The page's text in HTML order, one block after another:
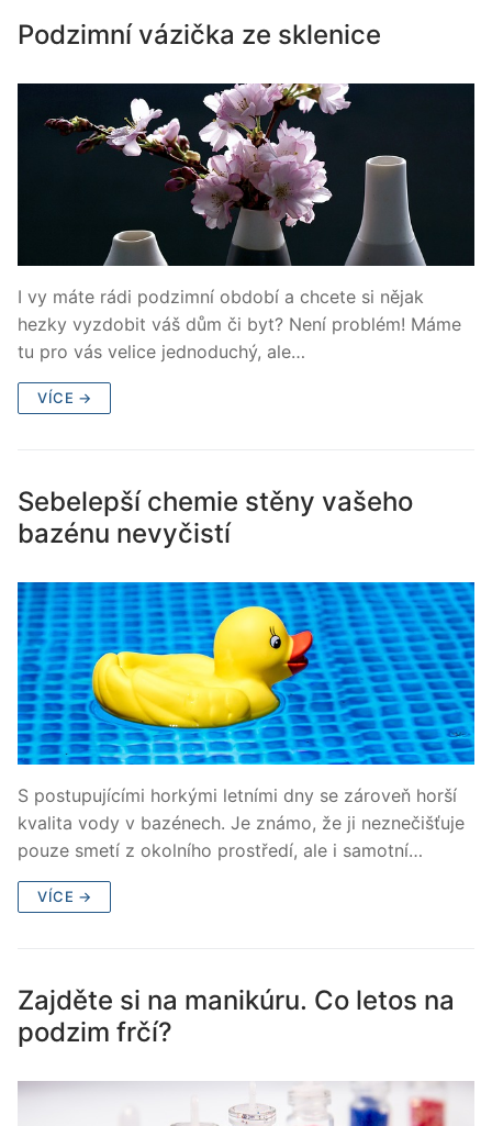
Podzimní vázička ze sklenice
I vy máte rádi podzimní období a chcete si nějak
hezky vyzdobit váš dům či byt? Není problém! Máme
tu pro vás velice jednoduchý, ale…
VÍCE →
Sebelepší chemie stěny vašeho
bazénu nevyčistí
S postupujícími horkými letními dny se zároveň horší
kvalita vody v bazénech. Je známo, že ji neznečišťuje
pouze smetí z okolního prostředí, ale i samotní…
VÍCE →
Zajděte si na manikúru. Co letos na
podzim frčí?